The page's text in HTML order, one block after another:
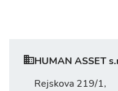
HUMAN ASSET
Rejskova 219/1,